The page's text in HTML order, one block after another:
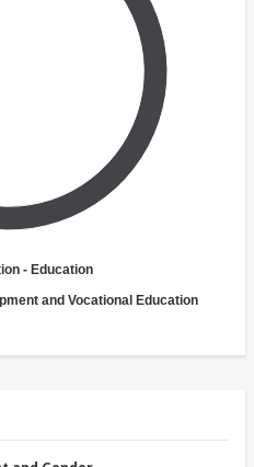
- Education
and Vocational Education